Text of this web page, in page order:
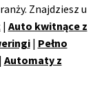
Znajdziesz u
| Auto kwitnące z
| Pełno
| Automaty z